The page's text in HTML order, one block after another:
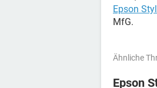
Epson
MfG.
Ähnliche
Epson